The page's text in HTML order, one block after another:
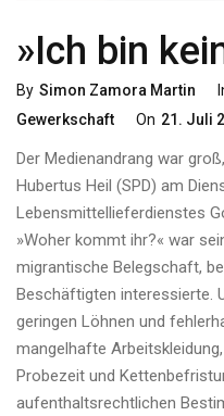
»Ich bin
By Simon Zamora Martin
Gewerkschaft
Posted
On 21. Juli
Der Medienandrang war
Hubertus Heil (SPD) am
Lebensmittellieferdienstes
»Woher kommt ihr?« war
migrantische Belegschaft,
Beschäftigten interessierte.
geringen Löhnen und
mangelhafte
Probezeit und
aufenthaltsrechtlichen